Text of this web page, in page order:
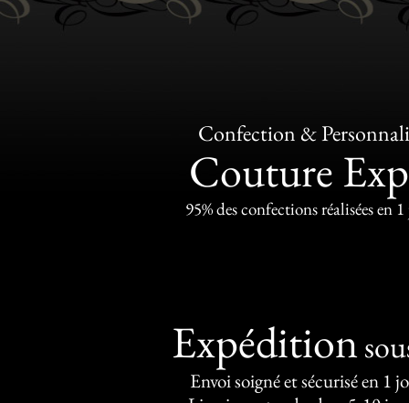
Confection &
Couture
95% des confections réalisées en
Expédition
Envoi soigné et sécurisé en 1